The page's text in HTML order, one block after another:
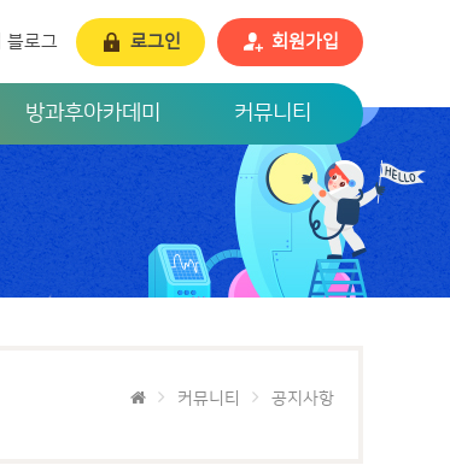
블로그 로그인 회원가입
방과후아카데미 커뮤니티
커뮤니티 공지사항